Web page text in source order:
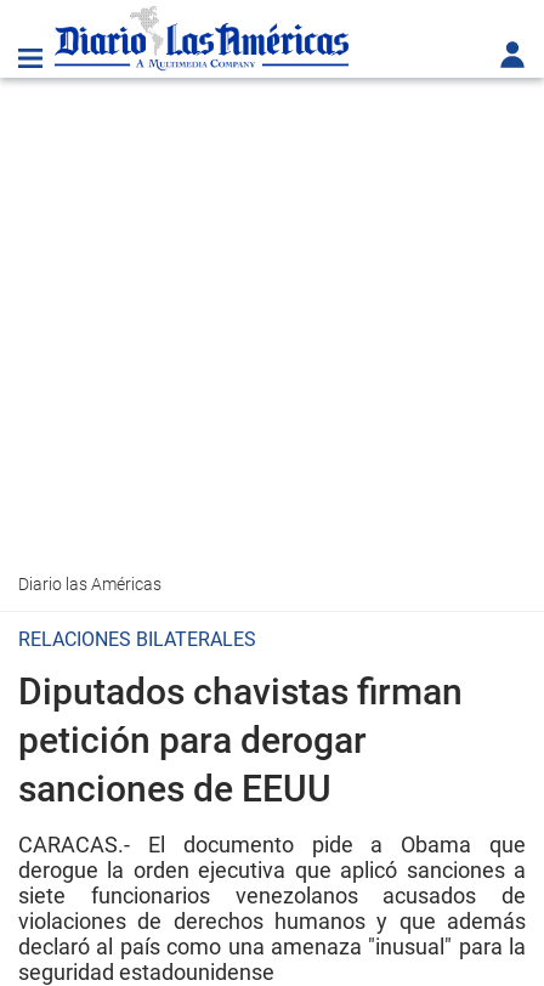
Diario las Américas
RELACIONES BILATERALES
Diputados chavistas firman
petición para derogar
sanciones de EEUU
CARACAS.- El documento pide a Obama que
derogue la orden ejecutiva que aplicó sanciones a
siete funcionarios venezolanos acusados de
violaciones de derechos humanos y que además
declaró al país como una amenaza "inusual" para la
seguridad estadounidense